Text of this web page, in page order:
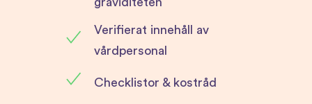
förlossningen – anpassa antalet repetitioner och
Verifierat innehåll av
vårdpersonal
Checklistor & kostråd